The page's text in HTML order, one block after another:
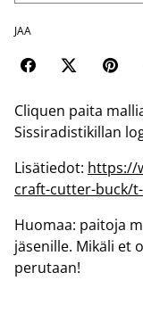
JAA
Cliquen paita
Sissiradistikillan
Lisätiedot: https://
craft-cutter-buck/
Huomaa: paitoja
jäsenille. Mikäli et
perutaan!